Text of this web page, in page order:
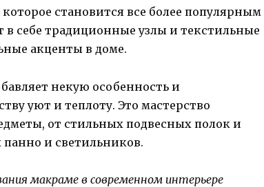
становится все более популярным
в себе традиционные узлы и текстильные
акценты в доме.
некую особенность и
уют и теплоту. Это мастерство
от стильных подвесных полок и
и светильников.
макраме в современном интерьере